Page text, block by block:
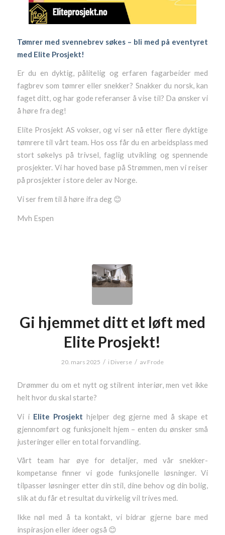
Tømrer med svennebrev søkes – bli med på eventyret
med Elite Prosjekt!
Er du en dyktig, pålitelig og erfaren fagarbeider med
fagbrev som tømrer eller snekker? Snakker du norsk, kan
faget ditt, og har gode referanser å vise til? Da ønsker vi
å høre fra deg!
Elite Prosjekt AS vokser, og vi ser nå etter flere dyktige
tømrere til vårt team. Hos oss får du en arbeidsplass med
stort søkelys på trivsel, faglig utvikling og spennende
prosjekter. Vi har hoved base på Strømmen, men vi reiser
på prosjekter i store deler av Norge.
Vi ser frem til å høre ifra deg 😊
Mvh Espen
Gi hjemmet ditt et løft med
Elite Prosjekt!
20. mars 2025 / i Diverse / av Frode
Drømmer du om et nytt og stilrent interiør, men vet ikke
helt hvor du skal starte?
Vi i Elite Prosjekt hjelper deg gjerne med å skape et
gjennomført og funksjonelt hjem – enten du ønsker små
justeringer eller en total forvandling.
Vårt team har øye for detaljer, med vår snekker-
kompetanse finner vi gode funksjonelle løsninger. Vi
tilpasser løsninger etter din stil, dine behov og din bolig,
slik at du får et resultat du virkelig vil trives med.
Ikke nøl med å ta kontakt, vi bidrar gjerne bare med
inspirasjon eller ideer også 😊